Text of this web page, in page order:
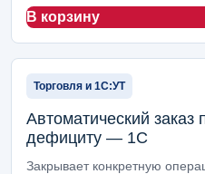
В корзину
Торговля и 1С:УТ
Автоматический заказ
дефициту — 1С
Закрывает конкретную